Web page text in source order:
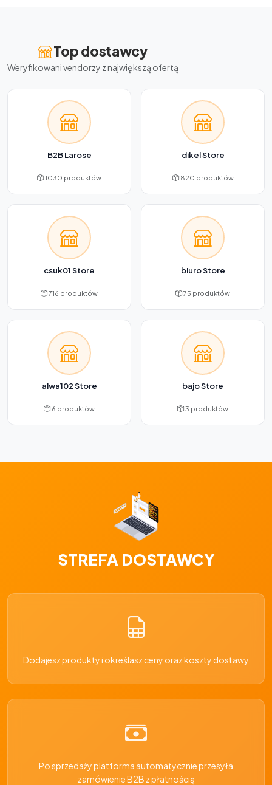
Top dostawcy
Weryfikowani vendorzy z największą ofertą
B2B Larose
1030 produktów
dikel Store
820 produktów
csuk01 Store
716 produktów
biuro Store
75 produktów
alwa102 Store
6 produktów
bajo Store
3 produktów
STREFA DOSTAWCY
Dodajesz produkty i określasz ceny oraz koszty dostawy
Po sprzedaży platforma automatycznie przesyła
zamówienie B2B z płatnością